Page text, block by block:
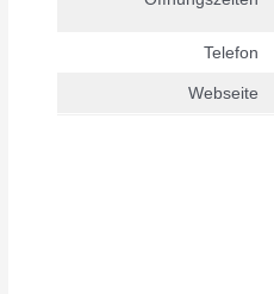
Telefon
Webseite